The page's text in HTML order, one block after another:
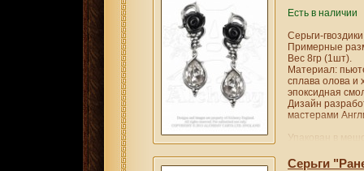
Есть в наличии
Серьги-
Примерные
Вес 8гр (1шт).
Материал:
сплава олова и
эпоксидная
Дизайн
мастерами
Упакован в
Серьги